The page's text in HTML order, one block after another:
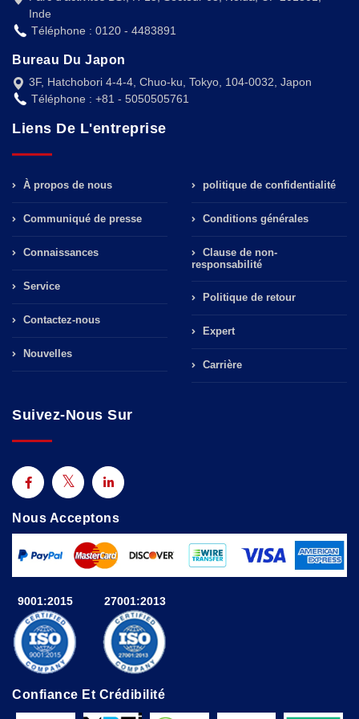
Inde
Téléphone : 0120 - 4483891
Bureau Du Japon
3F, Hatchobori 4-4-4, Chuo-ku, Tokyo, 104-0032, Japon
Téléphone : +81 - 5050505761
Liens De L'entreprise
À propos de nous
Communiqué de presse
Connaissances
Service
Contactez-nous
Nouvelles
politique de confidentialité
Conditions générales
Clause de non-
responsabilité
Politique de retour
Expert
Carrière
Suivez-Nous Sur
Nous Acceptons
9001:2015 27001:2013
Confiance Et Crédibilité